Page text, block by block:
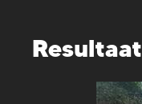
Resultaat